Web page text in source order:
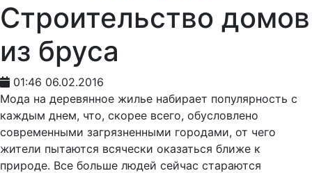
Строительство домов
из бруса
01:46 06.02.2016
Мода на деревянное жилье набирает популярность с
каждым днем, что, скорее всего, обусловлено
современными загрязненными городами, от чего
жители пытаются всячески оказаться ближе к
природе. Все больше людей сейчас стараются